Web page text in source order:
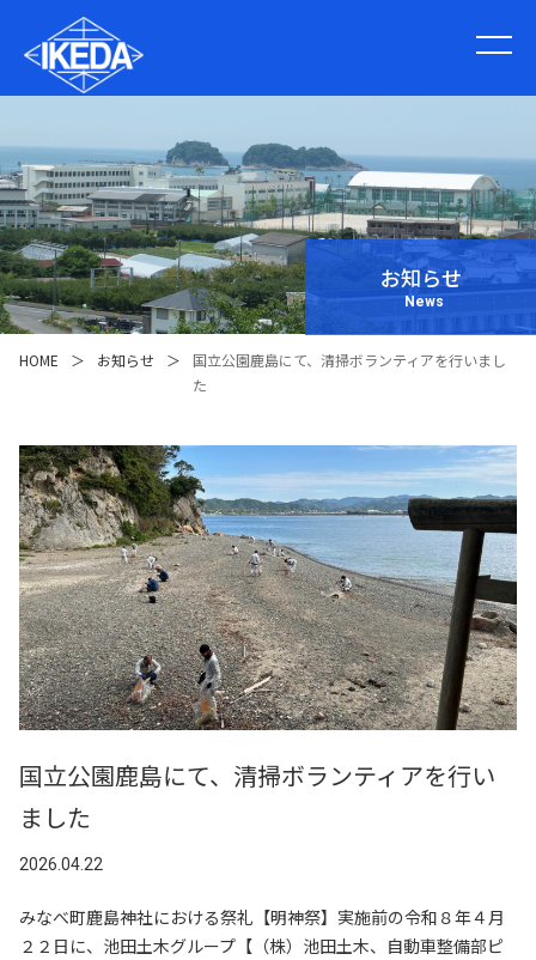
お知らせ
News
HOME ＞ お知らせ ＞
国立公園鹿島にて、清掃ボランティアを行いまし
た
国立公園鹿島にて、清掃ボランティアを行い
ました
2026.04.22
みなべ町鹿島神社における祭礼【明神祭】実施前の令和８年４月
２２日に、池田土木グループ【（株）池田土木、自動車整備部ピ